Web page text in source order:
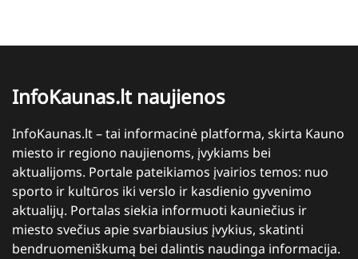
InfoKaunas.lt naujienos
InfoKaunas.lt – tai informacinė platforma, skirta Kauno
miesto ir regiono naujienoms, įvykiams bei
aktualijoms. Portale pateikiamos įvairios temos: nuo
sporto ir kultūros iki verslo ir kasdienio gyvenimo
aktualijų. Portalas siekia informuoti kauniečius ir
miesto svečius apie svarbiausius įvykius, skatinti
bendruomeniškumą bei dalintis naudinga informacija.